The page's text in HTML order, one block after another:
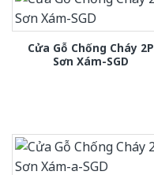
Cửa Gỗ Chống Cháy 2P
Sơn Xám-SGD